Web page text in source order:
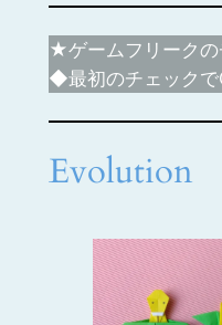
★ゲームフリークの
◆最初のチェックで
Evolution